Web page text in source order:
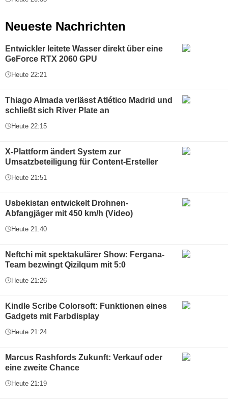
Neueste Nachrichten
Entwickler leitete Wasser direkt über eine
GeForce RTX 2060 GPU
Heute 22:21
Thiago Almada verlässt Atlético Madrid und
schließt sich River Plate an
Heute 22:15
X-Plattform ändert System zur
Umsatzbeteiligung für Content-Ersteller
Heute 21:51
Usbekistan entwickelt Drohnen-
Abfangjäger mit 450 km/h (Video)
Heute 21:40
Neftchi mit spektakulärer Show: Fergana-
Team bezwingt Qizilqum mit 5:0
Heute 21:26
Kindle Scribe Colorsoft: Funktionen eines
Gadgets mit Farbdisplay
Heute 21:24
Marcus Rashfords Zukunft: Verkauf oder
eine zweite Chance
Heute 21:19